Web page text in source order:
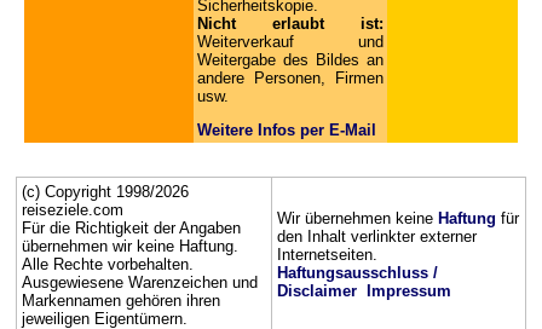
Sicherheitskopie.
Nicht erlaubt ist:
Weiterverkauf und
Weitergabe des Bildes an
andere Personen, Firmen
usw.
Weitere Infos per E-Mail
(c) Copyright 1998/2026
reiseziele.com
Für die Richtigkeit der Angaben
übernehmen wir keine Haftung.
Alle Rechte vorbehalten.
Ausgewiesene Warenzeichen und
Markennamen gehören ihren
jeweiligen Eigentümern.
Wir übernehmen keine Haftung für
den Inhalt verlinkter externer
Internetseiten.
Haftungsausschluss /
Disclaimer
Impressum